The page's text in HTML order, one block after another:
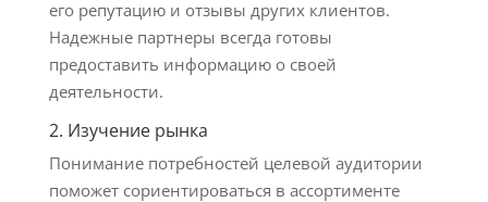
его репутацию и отзывы других клиентов.
Надежные партнеры всегда готовы
предоставить информацию о своей
деятельности.
2. Изучение рынка
Понимание потребностей целевой аудитории
поможет сориентироваться в ассортименте